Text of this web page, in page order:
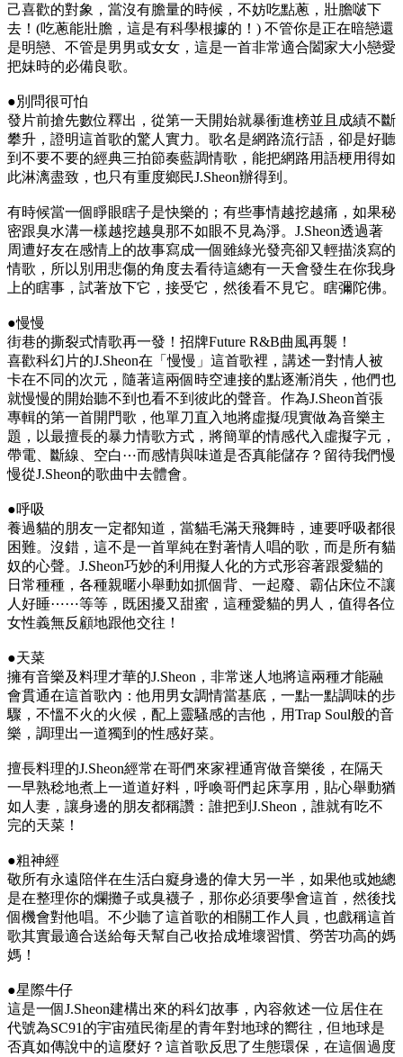
己喜歡的對象，當沒有膽量的時候，不妨吃點蔥，壯膽啵下
去！(吃蔥能壯膽，這是有科學根據的！) 不管你是正在暗戀還
是明戀、不管是男男或女女，這是一首非常適合闔家大小戀愛
把妹時的必備良歌。
●別問很可怕
發片前搶先數位釋出，從第一天開始就暴衝進榜並且成績不斷
攀升，證明這首歌的驚人實力。歌名是網路流行語，卻是好聽
到不要不要的經典三拍節奏藍調情歌，能把網路用語梗用得如
此淋漓盡致，也只有重度鄉民J.Sheon辦得到。
有時候當一個睜眼瞎子是快樂的；有些事情越挖越痛，如果秘
密跟臭水溝一樣越挖越臭那不如眼不見為淨。J.Sheon透過著
周遭好友在感情上的故事寫成一個雖綠光發亮卻又輕描淡寫的
情歌，所以別用悲傷的角度去看待這總有一天會發生在你我身
上的瞎事，試著放下它，接受它，然後看不見它。瞎彌陀佛。
●慢慢
街巷的撕裂式情歌再一發！招牌Future R&B曲風再襲！
喜歡科幻片的J.Sheon在「慢慢」這首歌裡，講述一對情人被
卡在不同的次元，隨著這兩個時空連接的點逐漸消失，他們也
就慢慢的開始聽不到也看不到彼此的聲音。作為J.Sheon首張
專輯的第一首開門歌，他單刀直入地將虛擬/現實做為音樂主
題，以最擅長的暴力情歌方式，將簡單的情感代入虛擬字元，
帶電、斷線、空白⋯而感情與味道是否真能儲存？留待我們慢
慢從J.Sheon的歌曲中去體會。
●呼吸
養過貓的朋友一定都知道，當貓毛滿天飛舞時，連要呼吸都很
困難。沒錯，這不是一首單純在對著情人唱的歌，而是所有貓
奴的心聲。J.Sheon巧妙的利用擬人化的方式形容著跟愛貓的
日常種種，各種親暱小舉動如抓個背、一起廢、霸佔床位不讓
人好睡⋯⋯等等，既困擾又甜蜜，這種愛貓的男人，值得各位
女性義無反顧地跟他交往！
●天菜
擁有音樂及料理才華的J.Sheon，非常迷人地將這兩種才能融
會貫通在這首歌內：他用男女調情當基底，一點一點調味的步
驟，不慍不火的火候，配上靈騷感的吉他，用Trap Soul般的音
樂，調理出一道獨到的性感好菜。
擅長料理的J.Sheon經常在哥們來家裡通宵做音樂後，在隔天
一早熟稔地煮上一道道好料，呼喚哥們起床享用，貼心舉動猶
如人妻，讓身邊的朋友都稱讚：誰把到J.Sheon，誰就有吃不
完的天菜！
●粗神經
敬所有永遠陪伴在生活白癡身邊的偉大另一半，如果他或她總
是在整理你的爛攤子或臭襪子，那你必須要學會這首，然後找
個機會對他唱。不少聽了這首歌的相關工作人員，也戲稱這首
歌其實最適合送給每天幫自己收拾成堆壞習慣、勞苦功高的媽
媽！
●星際牛仔
這是一個J.Sheon建構出來的科幻故事，內容敘述一位居住在
代號為SC91的宇宙殖民衛星的青年對地球的嚮往，但地球是
否真如傳說中的這麼好？這首歌反思了生態環保，在這個過度